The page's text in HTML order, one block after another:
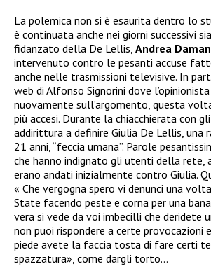
La polemica non si è esaurita dentro lo
è continuata anche nei giorni successivi
fidanzato della De Lellis, Andrea
intervenuto contro le pesanti accuse
anche nelle trasmissioni televisive. In
web di Alfonso Signorini dove
nuovamente sull’argomento, questa
più accesi. Durante la chiacchierata con
addirittura a definire Giulia De Lellis, una
21 anni, “feccia umana”. Parole
che hanno indignato gli utenti della rete,
erano andati inizialmente contro Giulia.
« Che vergogna spero vi denunci una
State facendo peste e corna per una
vera si vede da voi imbecilli che deridete
non puoi rispondere a certe provocazioni
piede avete la faccia tosta di fare certi
spazzatura», come dargli torto…